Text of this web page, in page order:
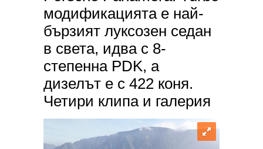
модификацията е най-
бързият луксозен седан
в света, идва с 8-
степенна PDK, а
дизелът е с 422 коня.
Четири клипа и галерия